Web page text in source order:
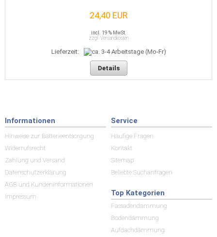
24,40 EUR
incl. 19 % MwSt.
zzgl. Versandkosten
Lieferzeit:
Details
Informationen
Hinweise zur Batterieentsorgung
Widerrufsrecht
Zahlung und Versand
Datenschutzerklärung
AGB und Kundeninformationen
Impressum
Service
Häufige Fragen
Kontakt
Sitemap
Beliebte Suchanfragen
Top Kategorien
Fassadendämmung
Bodendämmung
Aufdachdämmung